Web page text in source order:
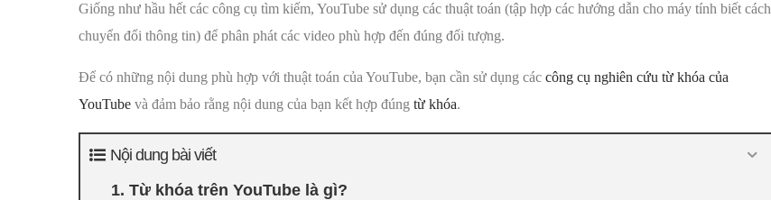
Giống như hầu hết các công cụ tìm kiếm, YouTube sử dụng các thuật toán (tập hợp các hướng dẫn cho máy tính biết cách
chuyển đổi thông tin) để phân phát các video phù hợp đến đúng đối tượng.
Để có những nội dung phù hợp với thuật toán của YouTube, bạn cần sử dụng các công cụ nghiên cứu từ khóa của
YouTube và đảm bảo rằng nội dung của bạn kết hợp đúng từ khóa.
Nội dung bài viết
1. Từ khóa trên YouTube là gì?